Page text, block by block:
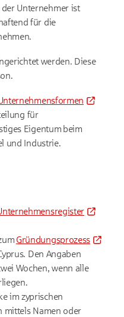
Unternehmer ist
für die
werden. Diese
für
Eigentum beim
und Industrie.
Gründungsprozess
Den Angaben
Wochen, wenn alle
im zyprischen
mittels Namen oder